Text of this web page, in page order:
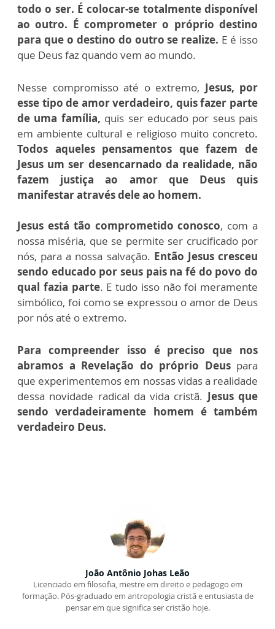
todo o ser. É colocar-se totalmente disponível
ao outro. É comprometer o próprio destino
para que o destino do outro se realize. E é isso
que Deus faz quando vem ao mundo.
Nesse compromisso até o extremo, Jesus, por
esse tipo de amor verdadeiro, quis fazer parte
de uma família, quis ser educado por seus pais
em ambiente cultural e religioso muito concreto.
Todos aqueles pensamentos que fazem de
Jesus um ser desencarnado da realidade, não
fazem justiça ao amor que Deus quis
manifestar através dele ao homem.
Jesus está tão comprometido conosco, com a
nossa miséria, que se permite ser crucificado por
nós, para a nossa salvação. Então Jesus cresceu
sendo educado por seus pais na fé do povo do
qual fazia parte. E tudo isso não foi meramente
simbólico, foi como se expressou o amor de Deus
por nós até o extremo.
Para compreender isso é preciso que nos
abramos a Revelação do próprio Deus para
que experimentemos em nossas vidas a realidade
dessa novidade radical da vida cristã. Jesus que
sendo verdadeiramente homem é também
verdadeiro Deus.
João Antônio Johas Leão
Licenciado em filosofia, mestre em direito e pedagogo em
formação. Pós-graduado em antropologia cristã e entusiasta de
pensar em que significa ser cristão hoje.